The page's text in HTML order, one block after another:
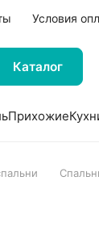
Условия
Каталог
Прихожие